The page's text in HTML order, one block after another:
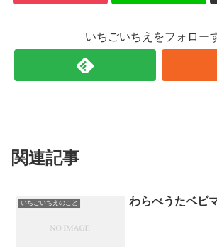
いちごいちえをフォロー
関連記事
いちごいちえのこと わらべうたベビ